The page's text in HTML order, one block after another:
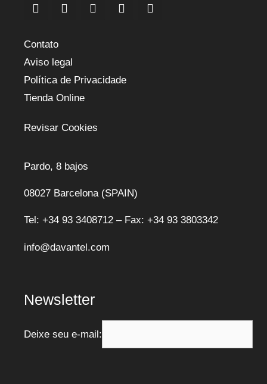
Contato
Aviso legal
Política de Privacidade
Tienda Online
Revisar Cookies
Pardo, 8 bajos
08027 Barcelona (SPAIN)
Tel: +34 93 3408712 – Fax: +34 93 3803342
info@davantel.com
Newsletter
Deixe seu e-mail: